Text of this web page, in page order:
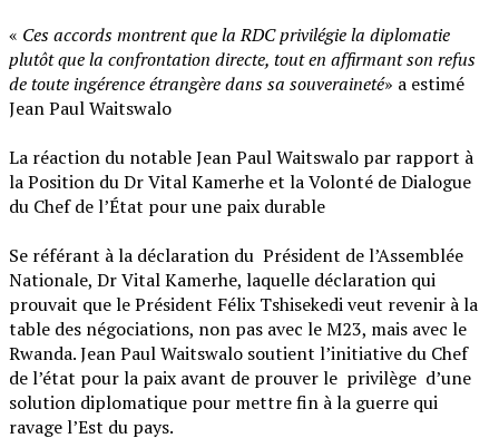
‎« Ces accords montrent que la RDC privilégie la diplomatie
plutôt que la confrontation directe, tout en affirmant son refus
de toute ingérence étrangère dans sa souveraineté» a estimé
Jean Paul Waitswalo
‎La réaction du notable Jean Paul Waitswalo par rapport à
la Position du Dr Vital Kamerhe et la Volonté de Dialogue
du Chef de l’État pour une paix durable
‎Se référant à la déclaration du Président de l’Assemblée
Nationale, Dr Vital Kamerhe, laquelle déclaration qui
prouvait que le Président Félix Tshisekedi veut revenir à la
table des négociations, non pas avec le M23, mais avec le
Rwanda. Jean Paul Waitswalo soutient l’initiative du Chef
de l’état pour la paix avant de prouver le privilège d’une
solution diplomatique pour mettre fin à la guerre qui
ravage l’Est du pays.